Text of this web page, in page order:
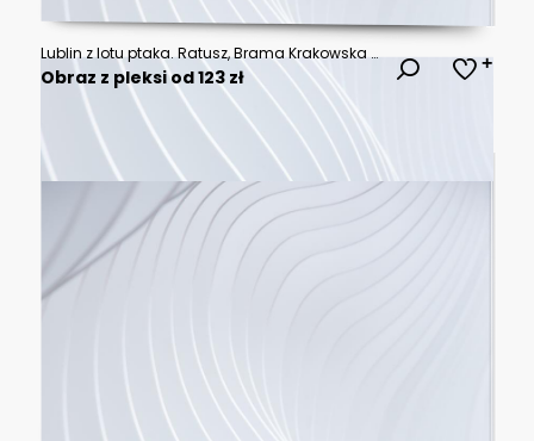
Lublin z lotu ptaka. Ratusz, Brama Krakowska i stare miasto widziane z powietrza.
Obraz z pleksi od 123 zł